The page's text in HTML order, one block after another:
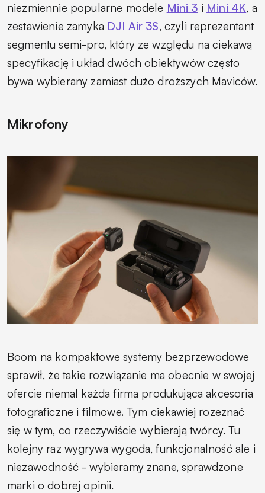
niezmiennie popularne modele Mini 3 i Mini 4K, a
zestawienie zamyka DJI Air 3S, czyli reprezentant
segmentu semi-pro, który ze względu na ciekawą
specyfikację i układ dwóch obiektywów często
bywa wybierany zamiast dużo droższych Maviców.
Mikrofony
Boom na kompaktowe systemy bezprzewodowe
sprawił, że takie rozwiązanie ma obecnie w swojej
ofercie niemal każda firma produkująca akcesoria
fotograficzne i filmowe. Tym ciekawiej rozeznać
się w tym, co rzeczywiście wybierają twórcy. Tu
kolejny raz wygrywa wygoda, funkcjonalność ale i
niezawodność - wybieramy znane, sprawdzone
marki o dobrej opinii.